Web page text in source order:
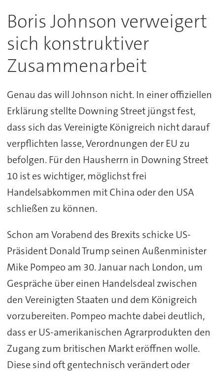
Boris Johnson verweigert
sich konstruktiver
Zusammenarbeit
Genau das will Johnson nicht. In einer offiziellen
Erklärung stellte Downing Street jüngst fest,
dass sich das Vereinigte Königreich nicht darauf
verpflichten lasse, Verordnungen der EU zu
befolgen. Für den Hausherrn in Downing Street
10 ist es wichtiger, möglichst frei
Handelsabkommen mit China oder den USA
schließen zu können.
Schon am Vorabend des Brexits schicke US-
Präsident Donald Trump seinen Außenminister
Mike Pompeo am 30. Januar nach London, um
Gespräche über einen Handelsdeal zwischen
den Vereinigten Staaten und dem Königreich
vorzubereiten. Pompeo machte dabei deutlich,
dass er US-amerikanischen Agrarprodukten den
Zugang zum britischen Markt eröffnen wolle.
Diese sind oft gentechnisch verändert oder